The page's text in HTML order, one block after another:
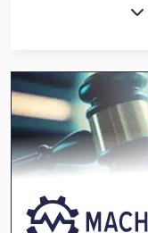
Ammann Ac 110
Ammann Ac 70
Ammann Acr 68
Ammann Ar 65